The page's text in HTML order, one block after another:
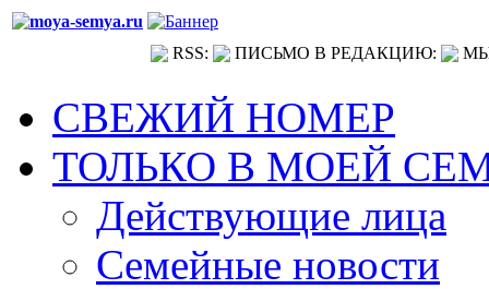
RSS: ПИСЬМО В РЕДАКЦИЮ:
СВЕЖИЙ НОМЕР
ТОЛЬКО В МОЕЙ
Действующие лица
Семейные новости